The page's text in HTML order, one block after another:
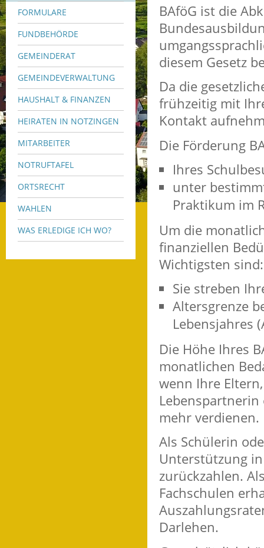
FORMULARE
FUNDBEHÖRDE
GEMEINDERAT
GEMEINDEVERWALTUNG
HAUSHALT & FINANZEN
HEIRATEN IN NOTZINGEN
MITARBEITER
NOTRUFTAFEL
ORTSRECHT
WAHLEN
WAS ERLEDIGE ICH WO?
BAföG ist die
diesem Gesetz
Da die
frühzeitig mit
Kontakt
Die Förderung
Ihres
unter
Praktikum im
Um die
finanziellen
Wichtigsten sind:
Sie streben
Altersgrenze
Lebensjahres
Die Höhe Ihres
monatlichen
wenn Ihre
mehr verdienen.
Als Schülerin
Unterstützung
zurückzahlen.
Fachschulen
Darlehen.